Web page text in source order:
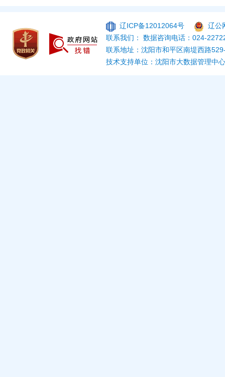
辽ICP备12012064号
辽公
联系我们： 数据咨询电话：024-
联系地址：沈阳市和平区南堤西路
技术支持单位：沈阳市大数据管理中